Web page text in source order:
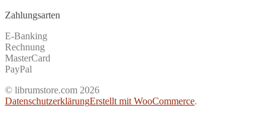
Zahlungsarten
E-Banking
Rechnung
MasterCard
PayPal
© librumstore.com 2026
DatenschutzerklärungErstellt mit WooCommerce.